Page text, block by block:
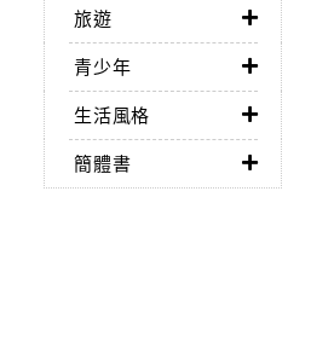
旅遊
青少年
生活風格
簡體書